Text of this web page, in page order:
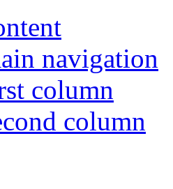
navigation
column
column